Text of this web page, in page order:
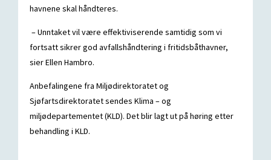
havnene skal håndteres.
– Unntaket vil være effektiviserende samtidig som vi
fortsatt sikrer god avfallshåndtering i fritidsbåthavner,
sier Ellen Hambro.
Anbefalingene fra Miljødirektoratet og
Sjøfartsdirektoratet sendes Klima – og
miljødepartementet (KLD). Det blir lagt ut på høring etter
behandling i KLD.